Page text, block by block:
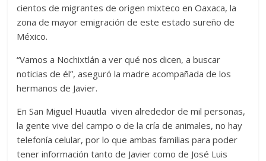
cientos de migrantes de origen mixteco en Oaxaca, la
zona de mayor emigración de este estado sureño de
México.
“Vamos a Nochixtlán a ver qué nos dicen, a buscar
noticias de él”, aseguró la madre acompañada de los
hermanos de Javier.
En San Miguel Huautla viven alrededor de mil personas,
la gente vive del campo o de la cría de animales, no hay
telefonía celular, por lo que ambas familias para poder
tener información tanto de Javier como de José Luis